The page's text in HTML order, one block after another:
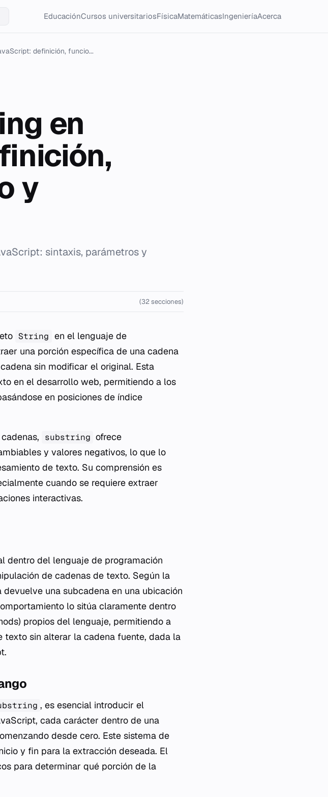
EducaciónCursos universitariosFísicaMatemáticasIngenieríaAcerca
definición, funcio...
en
y
sintaxis, parámetros y
(32 secciones)
String en el lenguaje de
una porción específica de una cadena
sin modificar el original. Esta
en el desarrollo web, permitiendo a los
en posiciones de índice
substring ofrece
y valores negativos, lo que lo
de texto. Su comprensión es
cuando se requiere extraer
interactivas.
dentro del lenguaje de programación
de cadenas de texto. Según la
una subcadena en una ubicación
lo sitúa claramente dentro
) propios del lenguaje, permitiendo a
sin alterar la cadena fuente, dada la
, es esencial introducir el
cada carácter dentro de una
desde cero. Este sistema de
y fin para la extracción deseada. El
para determinar qué porción de la